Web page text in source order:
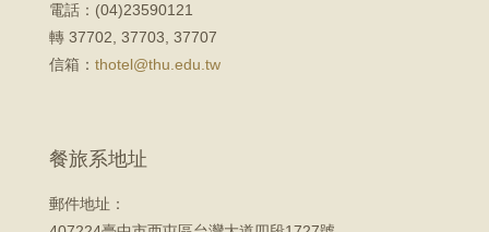
電話：(04)23590121
轉 37702, 37703, 37707
信箱： thotel@thu.edu.tw
餐旅系地址
郵件地址：